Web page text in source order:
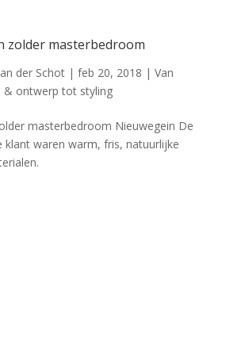
zolder masterbedroom
der Schot| feb 20, 2018 | Van
& ontwerp tot styling
masterbedroom Nieuwegein De
klant waren warm, fris, natuurlijke